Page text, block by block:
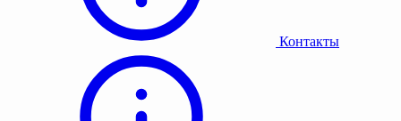
Контакты